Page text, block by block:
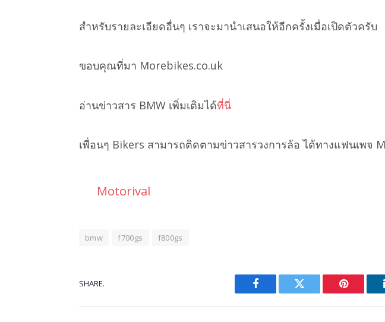
สำหรับรายละเอียดอื่นๆ เราจะมานำเสนอให้อีกครั้งเมื่อเปิดตัวครับ
ขอบคุณที่มา Morebikes.co.uk
อ่านข่าวสาร BMW เพิ่มเติมได้ที่นี่
เพื่อนๆ Bikers สามารถติดตามข่าวสารวงการล้อ ได้ทางแฟนเพจ
Motorival
bmw f700gs f800gs
SHARE.
Facebook Twitter Pinterest